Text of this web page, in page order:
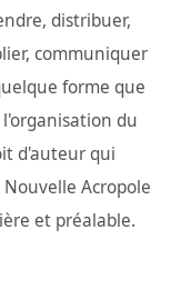
distribuer,
communiquer
forme que
du
d'auteur qui
Acropole
et préalable.